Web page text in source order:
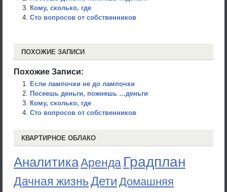
Кому, сколько, где
Сто вопросов от собственников
ПОХОЖИЕ ЗАПИСИ
Похожие Записи:
Если лампочки не до лампочки
Посеешь деньги, пожнешь …деньги
Кому, сколько, где
Сто вопросов от собственников
КВАРТИРНОЕ ОБЛАКО
АналитикаАренда Градплан
Дачная жизньДети Домашняя